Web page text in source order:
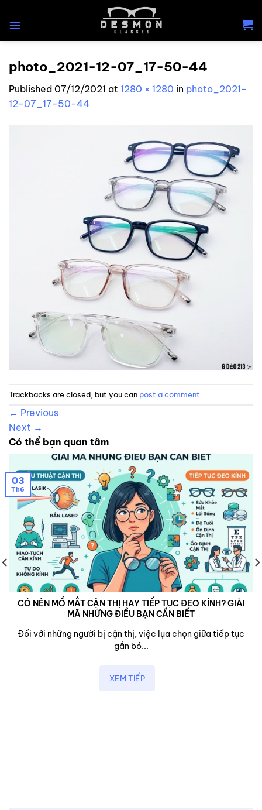
photo_2021-12-07_17-50-44
Published 07/12/2021 at 1280 × 1280 in photo_2021-
12-07_17-50-44
Trackbacks are closed, but you can post a comment
← Previous
Next →
Có thể bạn quan tâm
CÓ NÊN MỔ MẮT CẬN THỊ HAY TIẾP TỤC ĐEO KÍNH? GIẢI
MÃ NHỮNG ĐIỀU BẠN CẦN BIẾT
Đối với những người bị cận thị, việc lụa chọn giữa tiếp tục
gắn bó...
XEM TIẾP
03
Th6